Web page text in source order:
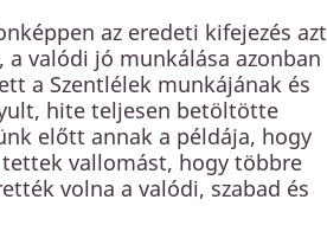
az eredeti kifejezés azt
valódi jó munkálása azonban
a Szentlélek munkájának és
hite teljesen betöltötte
előtt annak a példája, hogy
vallomást, hogy többre
volna a valódi, szabad és